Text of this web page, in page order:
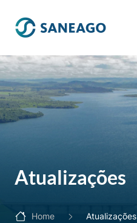
Atualizações
Home Atualizações